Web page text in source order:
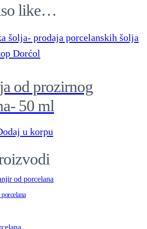
like…
od prozirnog
50 ml
u korpu